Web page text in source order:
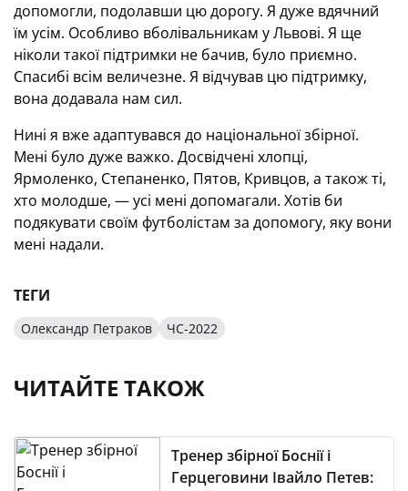
допомогли, подолавши цю дорогу. Я дуже вдячний
їм усім. Особливо вболівальникам у Львові. Я ще
ніколи такої підтримки не бачив, було приємно.
Спасибі всім величезне. Я відчував цю підтримку,
вона додавала нам сил.
Нині я вже адаптувався до національної збірної.
Мені було дуже важко. Досвідчені хлопці,
Ярмоленко, Степаненко, Пятов, Кривцов, а також ті,
хто молодше, — усі мені допомагали. Хотів би
подякувати своїм футболістам за допомогу, яку вони
мені надали.
ТЕГИ
Олександр Петраков ЧС-2022
ЧИТАЙТЕ ТАКОЖ
Тренер збірної Боснії і
Герцеговини Івайло Петев: